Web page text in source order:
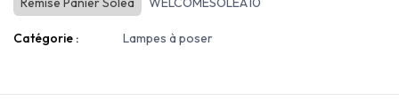
Catégorie : Lampes à poser